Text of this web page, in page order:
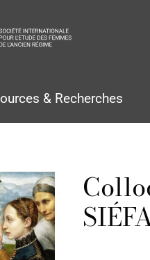
& Recherches